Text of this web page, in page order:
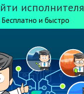
исполнителя
Бесплатно и быстро